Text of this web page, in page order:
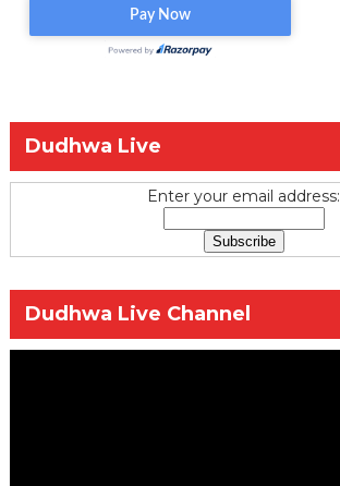
Dudhwa Live
Enter your email address:
Dudhwa Live Channel